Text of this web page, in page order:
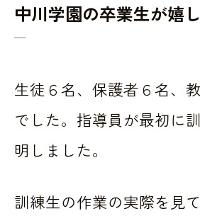
中川学園の卒業生が嬉
生徒６名、保護者６名、
でした。指導員が最初に
明しました。
訓練生の作業の実際を見